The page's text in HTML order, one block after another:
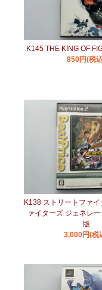
K145 THE KING OF
850円(税
K138 ストリートファイ
ァイターズ ジェネレ
版
3,000円(税